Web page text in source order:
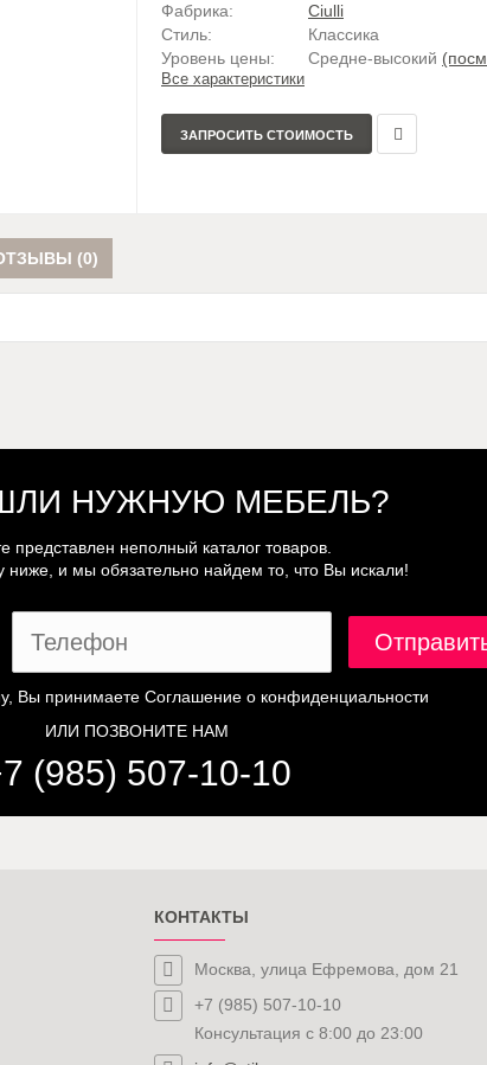
Фабрика:
Ciulli
Стиль:
Классика
Уровень цены:
Средне-высокий
Все характеристики
ЗАПРОСИТЬ СТОИМОСТЬ
(0)
НУЖНУЮ МЕБЕЛЬ?
представлен неполный каталог товаров.
и мы обязательно найдем то, что Вы искали!
Вы принимаете Соглашение о конфиденциальности
ИЛИ ПОЗВОНИТЕ НАМ
(985) 507-10-10
КОНТАКТЫ
Москва, улица Ефремова, дом 21
+7 (985) 507-10-10
Консультация с 8:00 до 23:00